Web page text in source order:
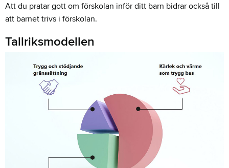
Att du pratar gott om förskolan inför ditt barn bidrar också till
att barnet trivs i förskolan.
Tallriksmodellen